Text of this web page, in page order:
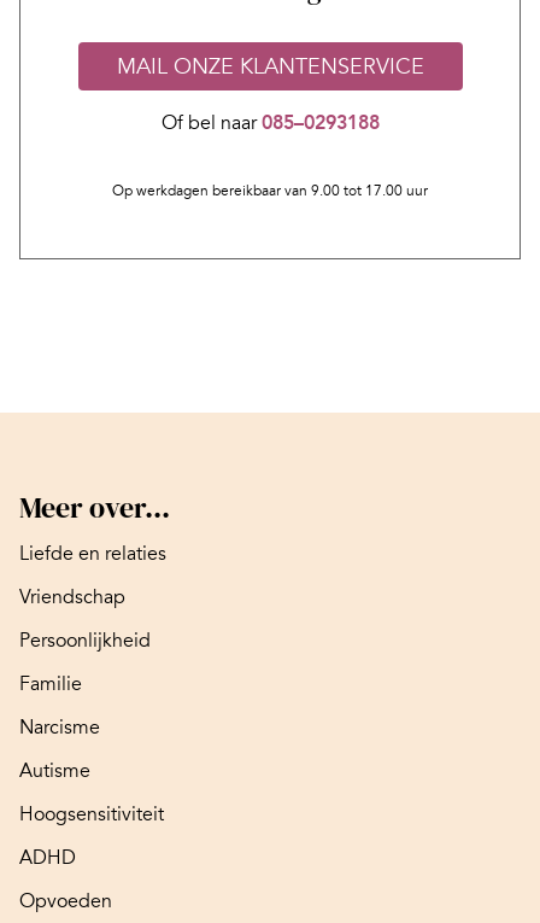
MAIL ONZE KLANTENSERVICE
Of bel naar085–0293188
Op werkdagen bereikbaar van 9.00 tot 17.00 uur
Meer over...
Liefde en relaties
Vriendschap
Persoonlijkheid
Familie
Narcisme
Autisme
Hoogsensitiviteit
ADHD
Opvoeden